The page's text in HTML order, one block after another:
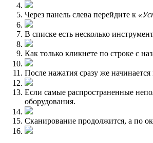
Через панель слева перейдите к
В списке есть несколько
Как только кликнете по строке с
После нажатия сразу же
Если самые распространенные
оборудования.
Сканирование продолжится, а по